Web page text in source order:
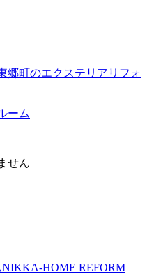
郷町のエクステリアリフォ
せん
NIKKA-HOME REFORM